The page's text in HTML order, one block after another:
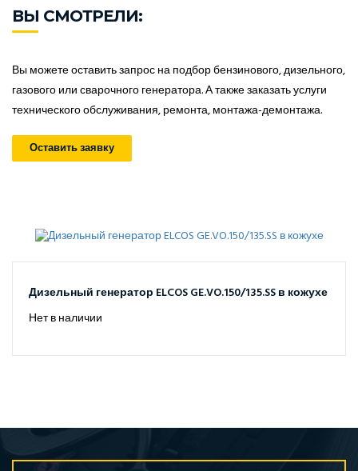
ВЫ СМОТРЕЛИ:
Вы можете оставить запрос на подбор бензинового, дизельного,
газового или сварочного генератора. А также заказать услуги
технического обслуживания, ремонта, монтажа-демонтажа.
Оставить заявку
Дизельный генератор ELCOS GE.VO.150/135.SS в кожухе
Нет в наличии